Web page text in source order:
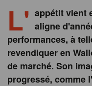
L' appétit vient
aligne
performances, à
revendiquer en
de marché. Son
progressé, comme